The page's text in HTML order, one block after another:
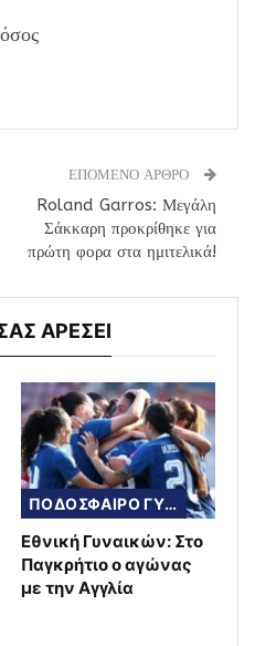
ΕΠΟΜΕΝΟ ΑΡΘΡΟ
Roland Garros: Μεγάλη
Σάκκαρη προκρίθηκε για
πρώτη φορα στα ημιτελικά!
ΑΡΕΣΕΙ
ΠΟΔΟΣΦΑΙΡΟ ΓΥΝΑΙΚΩΝ
Εθνική Γυναικών: Στο
Παγκρήτιο ο αγώνας
με την Αγγλία